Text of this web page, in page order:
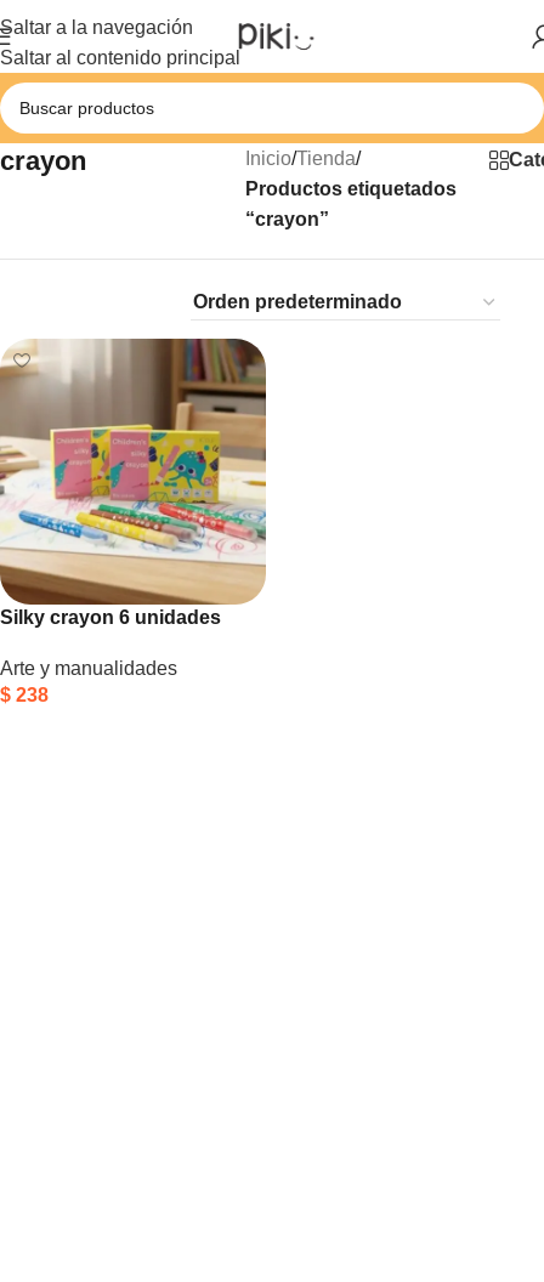
Saltar a la navegación
Saltar al contenido principal
crayon Inicio/Tienda/
Productos etiquetados
“crayon”
Silky crayon 6 unidades
Arte y manualidades
$ 238